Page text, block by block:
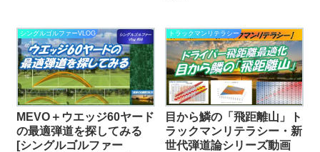
シングルゴルファーVLOG
MEVO＋ウエッジ60ヤード
の最適弾道を探してみる
[シングルゴルファー
トラックマンリテラシー
目から鱗の「飛距離山」ト
ラックマンリテラシー・新
世代弾道論シリーズ動画